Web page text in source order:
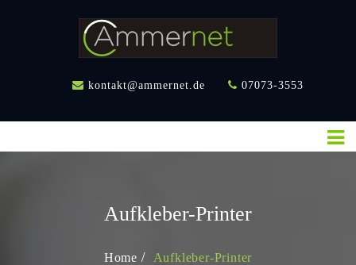
kontakt@ammernet.de 07073-3553
AMMERBUCH
KLEINANZEIGENAufkleber-Printer
Home Aufkleber-Printer